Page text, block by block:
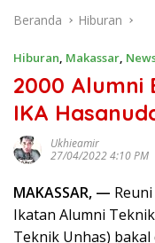
Beranda Hiburan
Hiburan, Makassar,
2000 Alumni
IKA
Ukhieamir
27/04/2022 4:10 PM
MAKASSAR, —
Ikatan Alumni
Teknik Unhas) bakal